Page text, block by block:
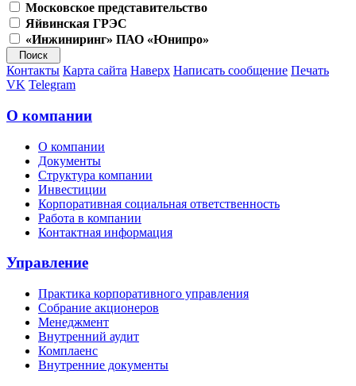
Московское представительство
Яйвинская ГРЭС
«Инжиниринг» ПАО «Юнипро»
Контакты Карта сайта Наверх Написать сообщение Печать
VK Telegram
О компании
О компании
Документы
Структура компании
Инвестиции
Корпоративная социальная ответственность
Работа в компании
Контактная информация
Управление
Практика корпоративного управления
Собрание акционеров
Менеджмент
Внутренний аудит
Комплаенс
Внутренние документы